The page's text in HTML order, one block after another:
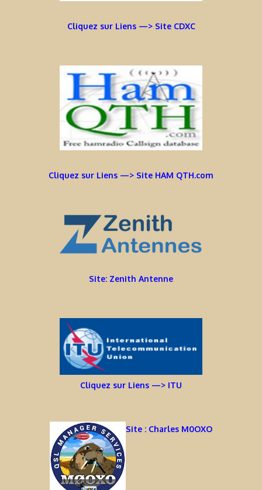
Cliquez sur Liens —> Site CDXC
Cliquez sur Liens —> Site HAM QTH.com
Site: Zenith Antenne
Cliquez sur Liens —> ITU
Site : Charles M0OXO